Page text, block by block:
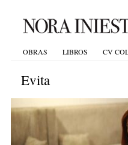
OBRAS LIBROS CV
Evita